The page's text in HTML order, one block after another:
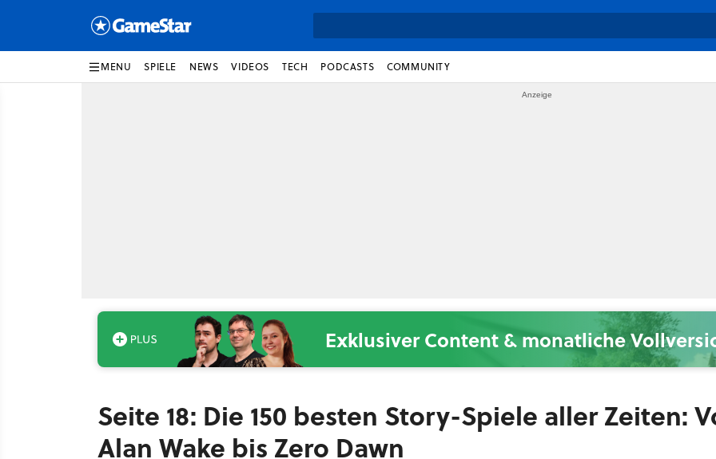
MENU SPIELE NEWS VIDEOS TECH PODCASTS COMMUNITY
Exklusiver Content & monatliche
Seite 18: Die 150 besten Story-Spiele aller Zeiten:
Alan Wake bis Zero Dawn